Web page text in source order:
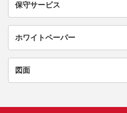
保守サービス
ホワイトペーパー
図面